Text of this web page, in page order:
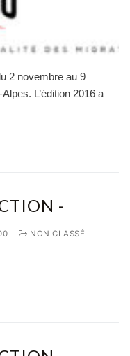
2 novembre au 9
L’édition 2016 a
-
NON CLASSÉ